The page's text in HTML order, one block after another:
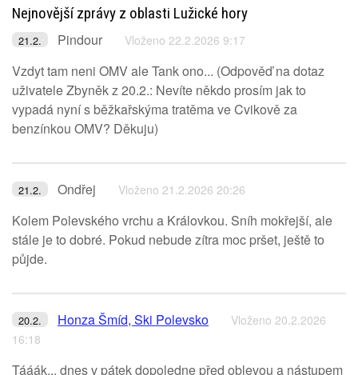
Nejnovější zprávy z oblasti Lužické hory
21.2. Pindour Vloženo 22.2.2026 9:17
Vzdyt tam neni OMV ale Tank ono... (Odpověď na dotaz
uživatele Zbyněk z 20.2.: Nevíte někdo prosím jak to
vypadá nyní s běžkařskýma tratěma ve Cvikově za
benzínkou OMV? Děkuju)
21.2. Ondřej Vloženo 21.2.2026 20:26
Kolem Polevského vrchu a Královkou. Sníh mokřejší, ale
stále je to dobré. Pokud nebude zítra moc pršet, ještě to
půjde.
20.2. Honza Šmíd, Ski Polevsko
Vloženo 20.2.2026
16:18
Tááák... dnes v pátek dopoledne před oblevou a nástupem